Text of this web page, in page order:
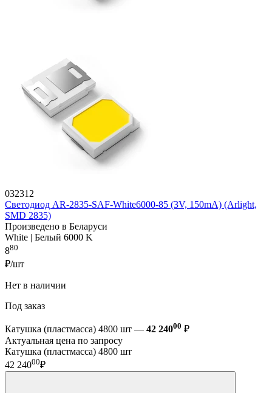
032312
Светодиод AR-2835-SAF-White6000-85 (3V, 150mA) (Arlight,
SMD 2835)
Произведено в Беларуси
White | Белый 6000 K
880
₽/шт
Нет в наличии
Под заказ
Катушка (пластмасса) 4800 шт — 42 24000 ₽
Актуальная цена по запросу
Катушка (пластмасса) 4800 шт
42 24000₽